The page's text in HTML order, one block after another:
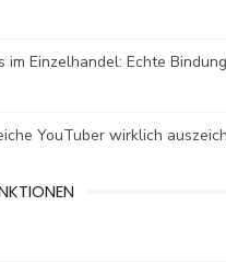
im Einzelhandel: Echte
YouTuber wirklich